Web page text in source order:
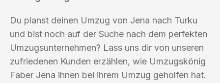
Du planst deinen Umzug von Jena nach Turku
und bist noch auf der Suche nach dem perfekten
Umzugsunternehmen? Lass uns dir von unseren
zufriedenen Kunden erzählen, wie Umzugskönig
Faber Jena ihnen bei ihrem Umzug geholfen hat.